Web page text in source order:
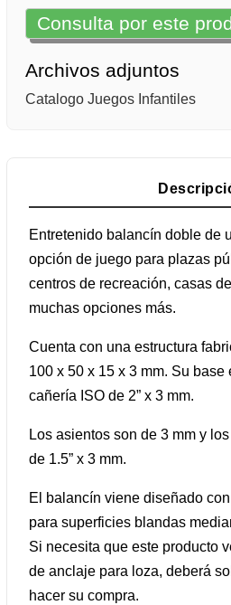
Consulta por este
Archivos adjuntos
Catalogo Juegos Infantiles
Entretenido balancín doble de
opción de juego para plazas
centros de recreación, casas
muchas opciones más.
Cuenta con una estructura
100 x 50 x 15 x 3 mm. Su base
cañería ISO de 2” x 3 mm.
Los asientos son de 3 mm y
de 1.5” x 3 mm.
El balancín viene diseñado
para superficies blandas
Si necesita que este producto
de anclaje para loza, deberá
hacer su compra.